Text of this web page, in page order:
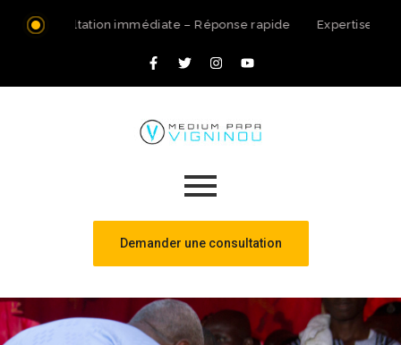
Consultation immédiate – Réponse rapide Expertise
Demander une consultation